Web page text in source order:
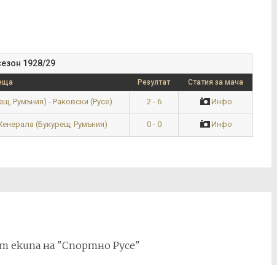
1928/29
Резултат Статия за мача
Румъния) - Раковски (Русе) 2 - 6 Инфо
(Букурещ, Румъния) 0 - 0 Инфо
екипа на "Спортно Русе"